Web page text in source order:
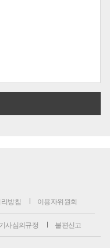
방침 이용자위원회
기사심의규정 불편신고